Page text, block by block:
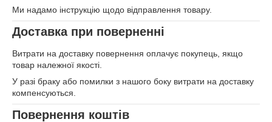
Ми надамо інструкцію щодо відправлення товару.
Доставка при поверненні
Витрати на доставку повернення оплачує покупець, якщо
товар належної якості.
У разі браку або помилки з нашого боку витрати на доставку
компенсуються.
Повернення коштів